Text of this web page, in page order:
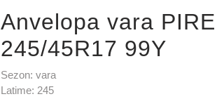
Anvelopa vara
245/45R17 99Y
Sezon: vara
Latime: 245